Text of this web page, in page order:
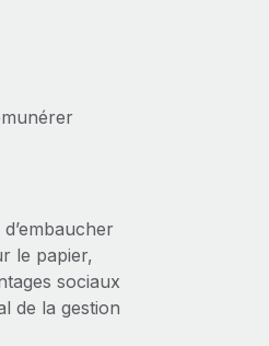
le papier,
sociaux
de la gestion